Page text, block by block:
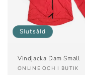
Slutsåld
Vindjacka Dam Small
Säljare:
ONLINE OCH I BUTIK